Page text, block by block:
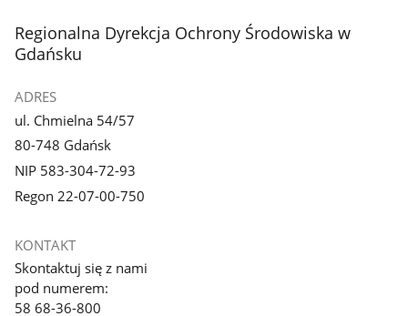
stopka
Regionalna Dyrekcja Ochrony Środowiska w
Gdańsku
ADRES
ul. Chmielna 54/57
80-748 Gdańsk
NIP 583-304-72-93
Regon 22-07-00-750
KONTAKT
Skontaktuj się z nami
pod numerem:
58 68-36-800